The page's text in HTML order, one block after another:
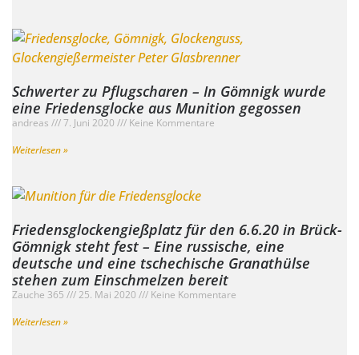
Schwerter zu Pflugscharen – In Gömnigk wurde
eine Friedensglocke aus Munition gegossen
andreas 7. Juni 2020
Keine Kommentare
Weiterlesen »
Friedensglockengießplatz für den 6.6.20 in Brück-
Gömnigk steht fest – Eine russische, eine
deutsche und eine tschechische Granathülse
stehen zum Einschmelzen bereit
Zauche 365 25. Mai 2020
Keine Kommentare
Weiterlesen »